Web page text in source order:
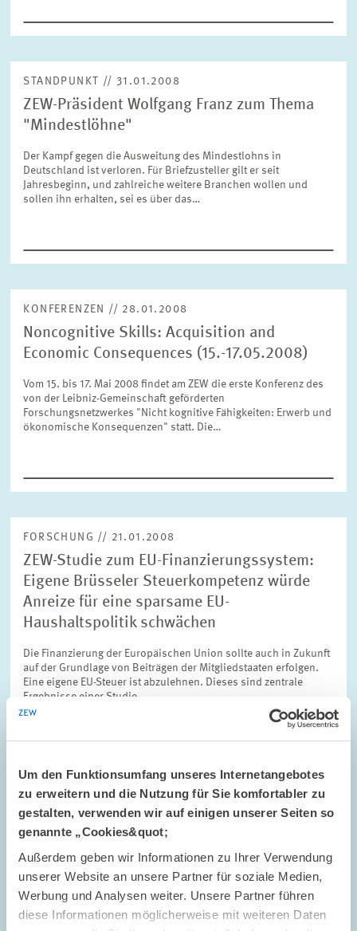
Um den Funktionsumfang unseres Internetangebotes
zu erweitern und die Nutzung für Sie komfortabler zu
gestalten, verwenden wir auf einigen unserer Seiten so
genannte „Cookies&quot;
Außerdem geben wir Informationen zu Ihrer Verwendung
unserer Website an unsere Partner für soziale Medien,
Werbung und Analysen weiter. Unsere Partner führen
diese Informationen möglicherweise mit weiteren Daten
Bitte wählen
Bitte wählen
Schlagworte
STANDPUNKT // 31.01.2008
ZEW-Präsident Wolfgang Franz zum Thema
"Mindestlöhne"
Der Kampf gegen die Ausweitung des Mindestlohns in
Deutschland ist verloren. Für Briefzusteller gilt er seit
Jahresbeginn, und zahlreiche weitere Branchen wollen und
sollen ihn erhalten, sei es über das…
KONFERENZEN // 28.01.2008
Noncognitive Skills: Acquisition and
Economic Consequences (15.-17.05.2008)
Vom 15. bis 17. Mai 2008 findet am ZEW die erste Konferenz des
von der Leibniz-Gemeinschaft geförderten
Forschungsnetzwerkes "Nicht kognitive Fähigkeiten: Erwerb und
ökonomische Konsequenzen" statt. Die…
FORSCHUNG // 21.01.2008
ZEW-Studie zum EU-Finanzierungssystem:
Eigene Brüsseler Steuerkompetenz würde
Anreize für eine sparsame EU-
Haushaltspolitik schwächen
Die Finanzierung der Europäischen Union sollte auch in Zukunft
auf der Grundlage von Beiträgen der Mitgliedstaaten erfolgen.
Eine eigene EU-Steuer ist abzulehnen. Dieses sind zentrale
Ergebnisse einer Studie…
TERMINE UND NACHRICHTEN // 07.01.2008
Wirtschaftspolitik aus erster Hand
Zu einem Vortrag über das Thema "Die Industrie im
Spannungsfeld von Globalisierung und Klimawandel" konnte
ZEW-Präsident Prof. Dr. Dr. h.c. mult. Wolfgang Franz im
Dezember 2007 den Vorstandsvorsitzenden der…